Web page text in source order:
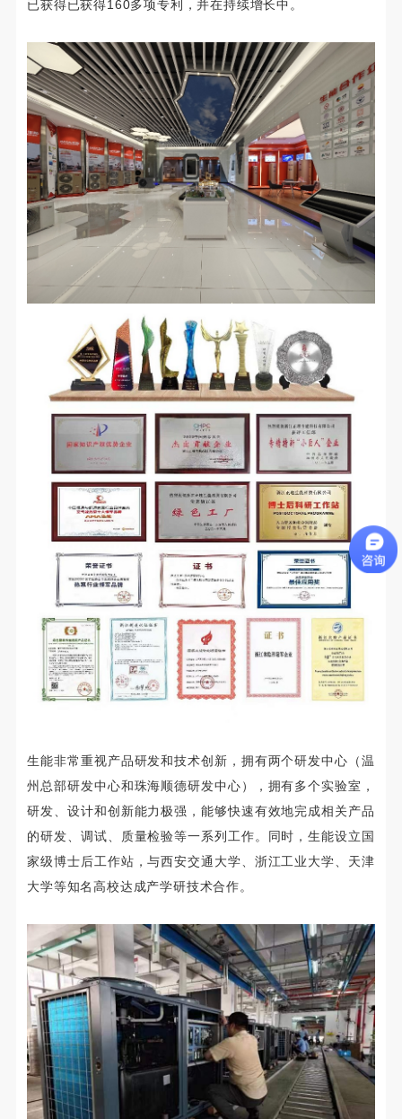
已获得已获得160多项专利，并在持续增长中。
生能非常重视产品研发和技术创新，拥有两个研发中心（温
州总部研发中心和珠海顺德研发中心），拥有多个实验室，
研发、设计和创新能力极强，能够快速有效地完成相关产品
的研发、调试、质量检验等一系列工作。同时，生能设立国
家级博士后工作站，与西安交通大学、浙江工业大学、天津
大学等知名高校达成产学研技术合作。